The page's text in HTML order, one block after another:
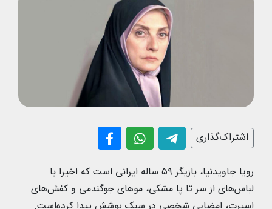
اشتراک‌گذاری
رویا جاویدنیا، بازیگر ۵۹ ساله ایرانی است که اخیرا با
لباس‌های از سر تا پا مشکی، موهای جوگندمی و کفش‌های